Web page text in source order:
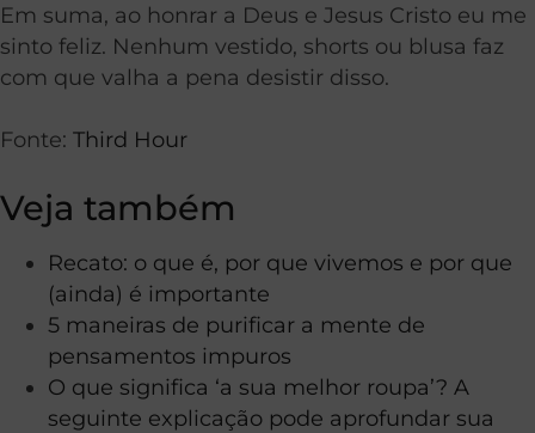
Em suma, ao honrar a Deus e Jesus Cristo eu me
sinto feliz. Nenhum vestido, shorts ou blusa faz
com que valha a pena desistir disso.
Fonte: Third Hour
Veja também
Recato: o que é, por que vivemos e por que
(ainda) é importante
5 maneiras de purificar a mente de
pensamentos impuros
O que significa ‘a sua melhor roupa’? A
seguinte explicação pode aprofundar sua